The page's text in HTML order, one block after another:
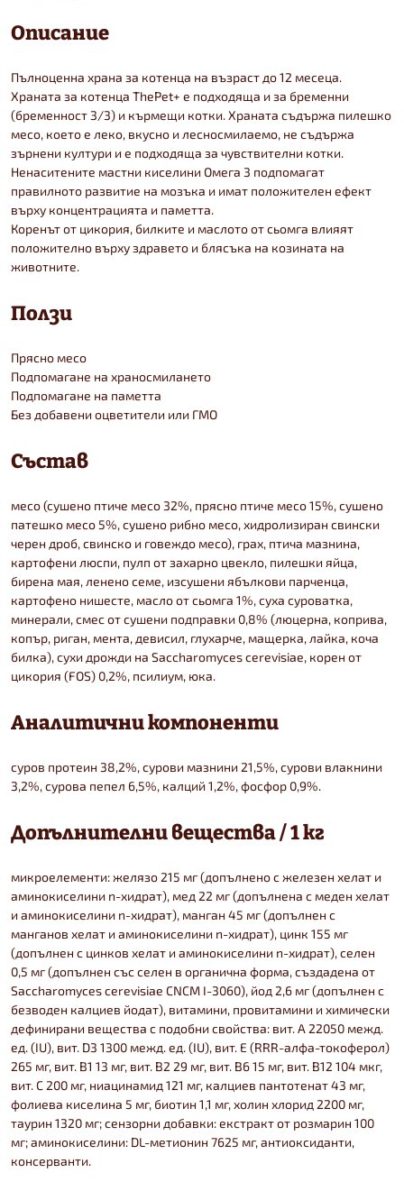
Описание
Пълноценна храна за котенца на възраст до 12 месеца.
Храната за котенца ThePet+ е подходяща и за бременни
(бременност 3/3) и кърмещи котки. Храната съдържа пилешко
месо, което е леко, вкусно и лесносмилаемо, не съдържа
зърнени култури и е подходяща за чувствителни котки.
Ненаситените мастни киселини Омега 3 подпомагат
правилното развитие на мозъка и имат положителен ефект
върху концентрацията и паметта.
Коренът от цикория, билките и маслото от сьомга влияят
положително върху здравето и блясъка на козината на
животните.
Ползи
Прясно месо
Подпомагане на храносмилането
Подпомагане на паметта
Без добавени оцветители или ГМО
Състав
месо (сушено птиче месо 32%, прясно птиче месо 15%, сушено
патешко месо 5%, сушено рибно месо, хидролизиран свински
черен дроб, свинско и говеждо месо), грах, птича мазнина,
картофени люспи, пулп от захарно цвекло, пилешки яйца,
бирена мая, ленено семе, изсушени ябълкови парченца,
картофено нишесте, масло от сьомга 1%, суха суроватка,
минерали, смес от сушени подправки 0,8% (люцерна, коприва,
копър, риган, мента, девисил, глухарче, мащерка, лайка, коча
билка), сухи дрожди на Saccharomyces cerevisiae, корен от
цикория (FOS) 0,2%, псилиум, юка.
Аналитични компоненти
суров протеин 38,2%, сурови мазнини 21,5%, сурови влакнини
3,2%, сурова пепел 6,5%, калций 1,2%, фосфор 0,9%.
Допълнителни вещества / 1 кг
микроелементи: желязо 215 мг (допълнено с железен хелат и
аминокиселини n-хидрат), мед 22 мг (допълнена с меден хелат
и аминокиселини n-хидрат), манган 45 мг (допълнен с
манганов хелат и аминокиселини n-хидрат), цинк 155 мг
(допълнен с цинков хелат и аминокиселини n-хидрат), селен
0,5 мг (допълнен със селен в органична форма, създадена от
Saccharomyces cerevisiae CNCM I-3060), йод 2,6 мг (допълнен с
безводен калциев йодат), витамини, провитамини и химически
дефинирани вещества с подобни свойства: вит. А 22050 межд.
ед. (IU), вит. D3 1300 межд. ед. (IU), вит. E (RRR-алфа-токоферол)
265 мг, вит. B1 13 мг, вит. B2 29 мг, вит. B6 15 мг, вит. B12 104 мкг,
вит. С 200 мг, ниацинамид 121 мг, калциев пантотенат 43 мг,
фолиева киселина 5 мг, биотин 1,1 мг, холин хлорид 2200 мг,
таурин 1320 мг; сензорни добавки: екстракт от розмарин 100
мг; аминокиселини: DL-метионин 7625 мг, антиоксиданти,
консерванти.